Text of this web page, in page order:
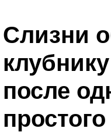
Слизни
после